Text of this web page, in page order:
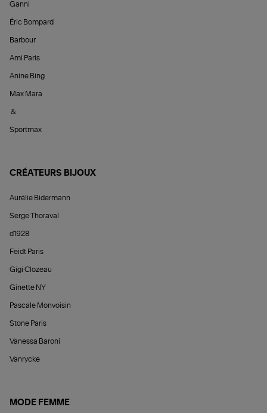
Ganni
Éric Bompard
Barbour
Ami Paris
Anine Bing
Max Mara
&
Sportmax
CRÉATEURS BIJOUX
Aurélie Bidermann
Serge Thoraval
d1928
Feidt Paris
Gigi Clozeau
Ginette NY
Pascale Monvoisin
Stone Paris
Vanessa Baroni
Vanrycke
MODE FEMME